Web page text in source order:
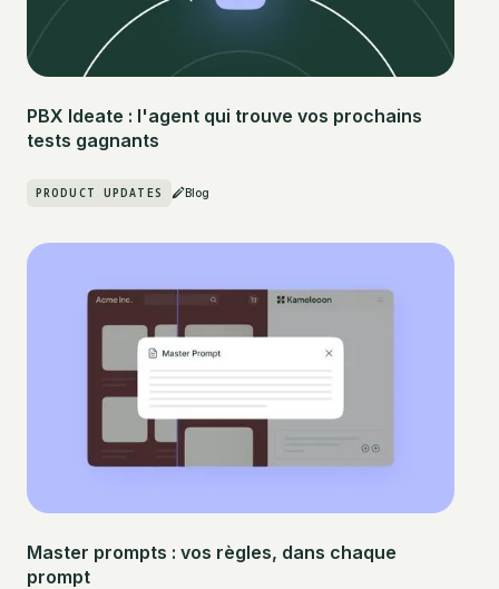
PBX Ideate : l'agent qui trouve vos prochains
tests gagnants
PRODUCT UPDATES Blog
Master prompts : vos règles, dans chaque
prompt